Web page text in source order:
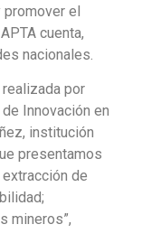
el
cuenta,
nacionales.
por
Innovación en
institución
presentamos
de
mineros”,